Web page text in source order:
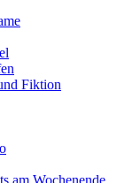
Fiktion
am Wochenende